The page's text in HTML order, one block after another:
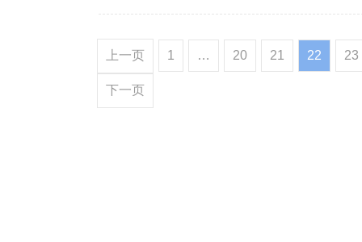
上一页 1 … 20 21 22 23
下一页